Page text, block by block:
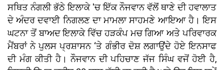
ਸਥਿਤ ਨੰਗਲੀ ਭੱਠੇ ਇਲਾਕੇ 'ਚ ਇੱਕ ਨੌਜਵਾਨ ਵੱਲੋਂ ਥਾਣੇ ਦੀ ਹਵਾਲਾਤ
ਦੇ ਅੰਦਰ ਦਵਾਈ ਨਿਗਲਣ ਦਾ ਮਾਮਲਾ ਸਾਹਮਣੇ ਆਇਆ ਹੈ। ਇਸ
ਘਟਨਾ ਤੋਂ ਬਾਅਦ ਇਲਾਕੇ ਵਿੱਚ ਹੜਕੰਪ ਮਚ ਗਿਆ ਅਤੇ ਪਰਿਵਾਰਕ
ਮੈਂਬਰਾਂ ਨੇ ਪੁਲਸ ਪ੍ਰਸ਼ਾਸਨ ‘ਤੇ ਗੰਭੀਰ ਦੋਸ਼ ਲਗਾਉਂਦੇ ਹੋਏ ਇਨਸਾਫ
ਦੀ ਮੰਗ ਕੀਤੀ ਹੈ। ਨੌਜਵਾਨ ਦੀ ਪਹਿਚਾਣ ਜੱਜ ਸਿੰਘ ਵਜੋਂ ਹੋਈ ਹੈ,